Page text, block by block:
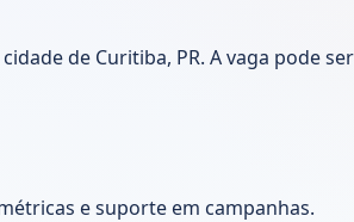
de Curitiba, PR. A vaga pode
e suporte em campanhas.